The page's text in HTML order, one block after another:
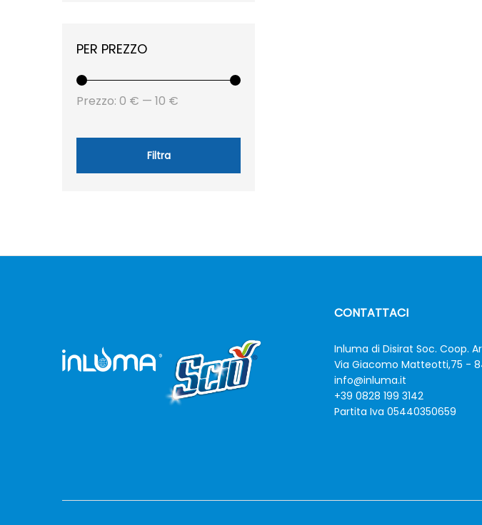
PER PREZZO
Filtra
Prezzo: 0 € — 10 €
CONTATTACI
Inluma di Disirat Soc. Coop.
Via Giacomo Matteotti,75 -
info@inluma.it
+39 0828 199 3142
Partita Iva 05440350659